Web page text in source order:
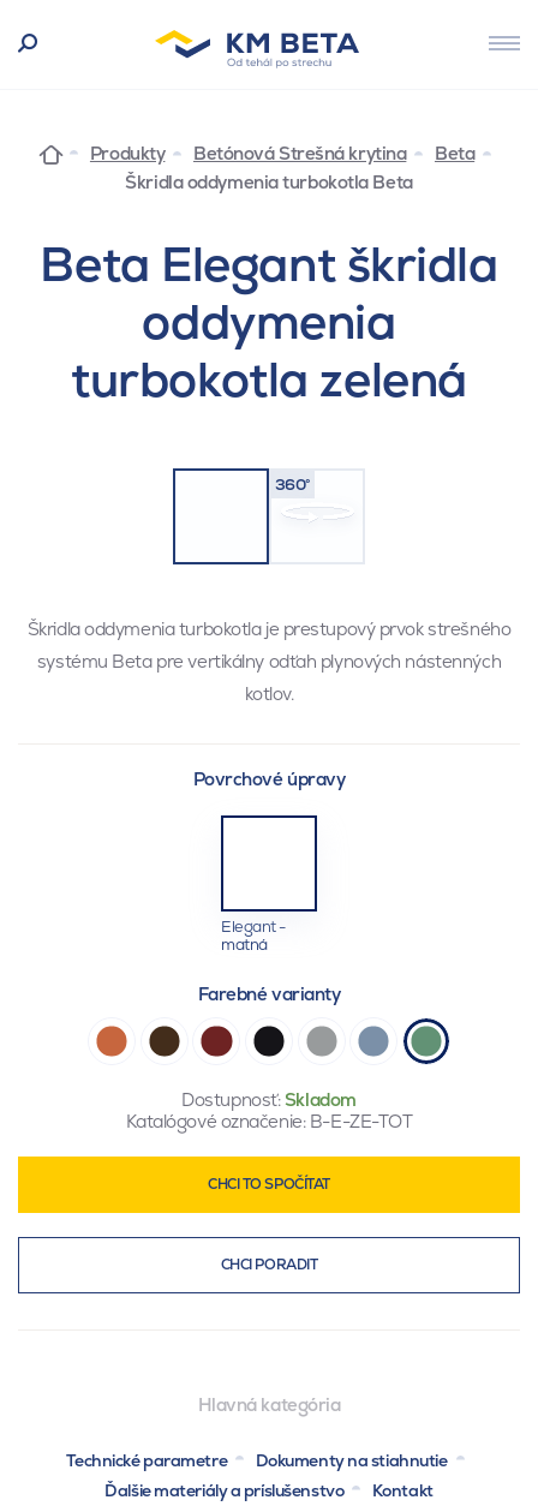
Produkty Betónová Strešná krytina
Beta
Škridla oddymenia turbokotla Beta
Beta Elegant škridla
oddymenia
turbokotla zelená
360°
Škridla oddymenia turbokotla je prestupový prvok strešného
systému Beta pre vertikálny odťah plynových nástenných
kotlov.
Povrchové úpravy
Elegant -
matná
Farebné varianty
Dostupnosť:Skladom
Katalógové označenie: B-E-ZE-TOT
CHCI TO SPOČÍTAT
CHCI PORADIT
Hlavná kategória
Technické parametre
Dokumenty na stiahnutie
Ďalšie materiály a príslušenstvo
Kontakt